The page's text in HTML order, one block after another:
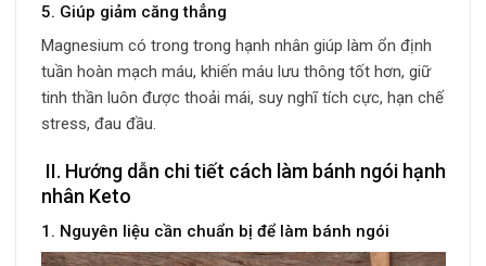
5. Giúp giảm căng thẳng
Magnesium có trong trong hạnh nhân giúp làm ổn định
tuần hoàn mạch máu, khiến máu lưu thông tốt hơn, giữ
tinh thần luôn được thoải mái, suy nghĩ tích cực, hạn chế
stress, đau đầu.
II. Hướng dẫn chi tiết cách làm bánh ngói hạnh
nhân Keto
1. Nguyên liệu cần chuẩn bị để làm bánh ngói